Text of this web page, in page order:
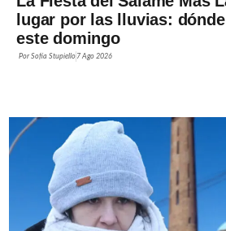
lugar por las lluvias:
este domingo
PorSofía Stupiello 7 Ago 2026